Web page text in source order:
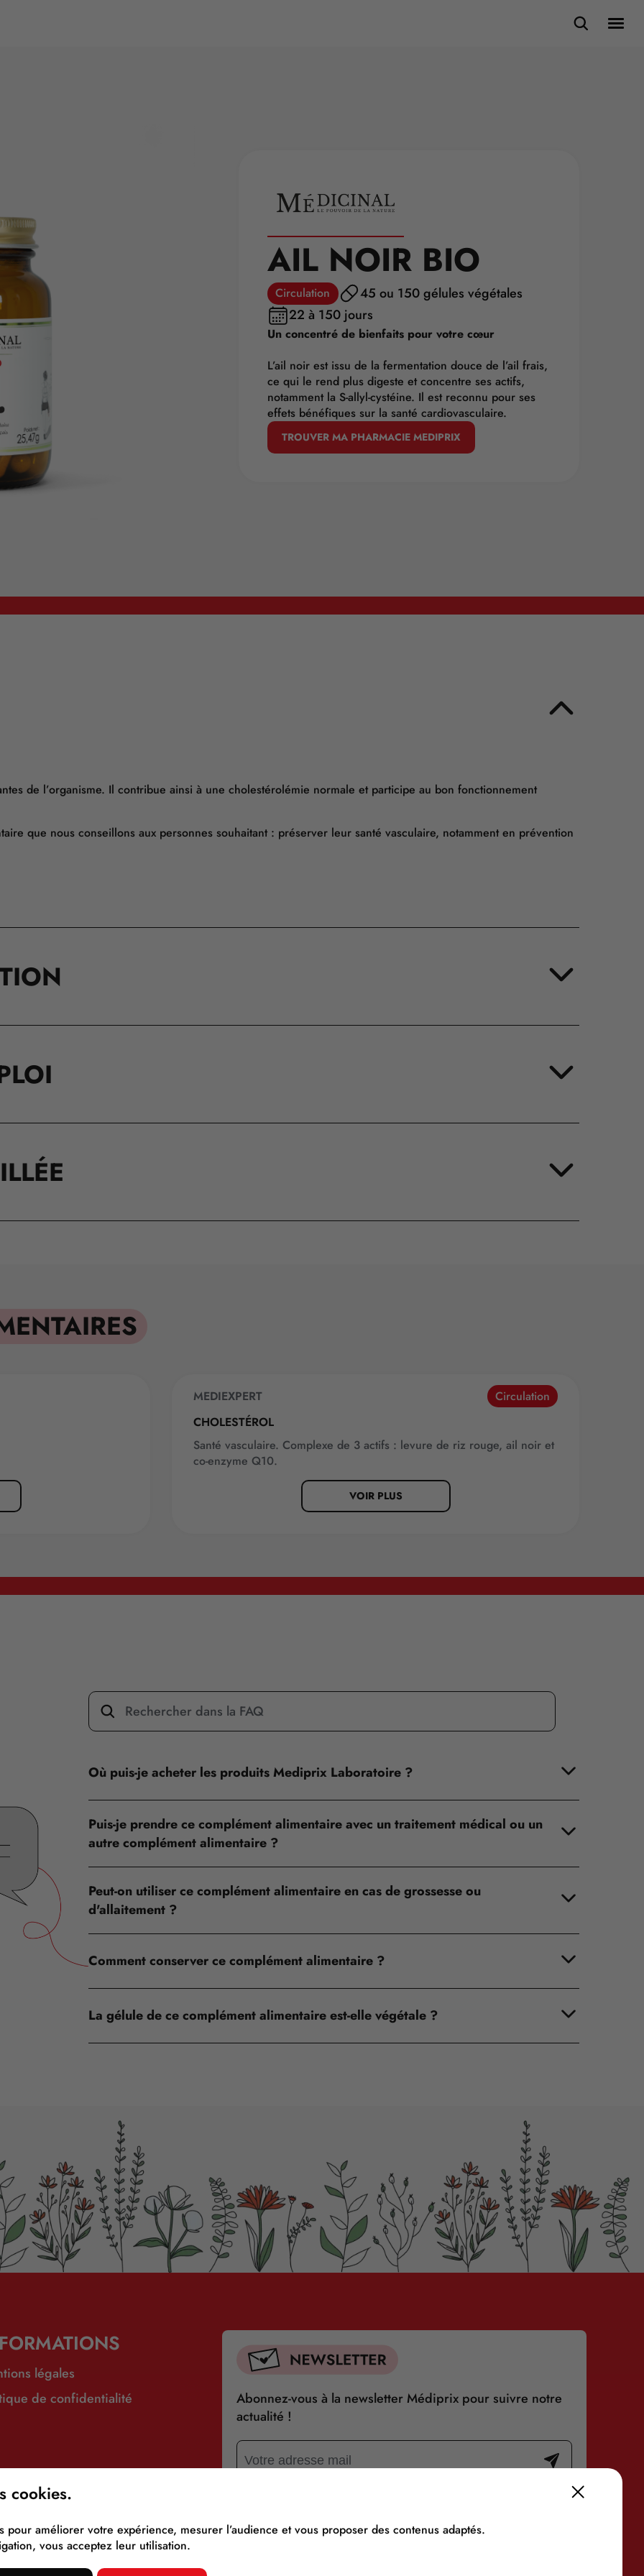
AIL NOIR BIO
Circulation
45 ou 150 gélules végétales
22 à 150 jours
Un concentré de bienfaits pour votre cœur
L’ail noir est issu de la fermentation douce de l’ail frais,
ce qui le rend plus digeste et concentre ses actifs,
notamment la S-allyl-cystéine. Il est reconnu pour ses
effets bénéfiques sur la santé cardiovasculaire.
TROUVER MA PHARMACIE MEDIPRIX
de l’organisme. Il contribue ainsi à une cholestérolémie normale et participe au bon fonctionnement
que nous conseillons aux personnes souhaitant : préserver leur santé vasculaire, notamment en prévention
MEDIEXPERT
Circulation
CHOLESTÉROL
Santé vasculaire. Complexe de 3 actifs : levure de riz rouge, ail noir et
co-enzyme Q10.
VOIR PLUS
Où puis-je acheter les produits Mediprix Laboratoire ?
Puis-je prendre ce complément alimentaire avec un traitement médical ou un
autre complément alimentaire ?
Peut-on utiliser ce complément alimentaire en cas de grossesse ou
d'allaitement ?
Comment conserver ce complément alimentaire ?
La gélule de ce complément alimentaire est-elle végétale ?
Abonnez-vous à la newsletter Médiprix pour suivre notre
actualité !
légales
de confidentialité
cookies.
pour améliorer votre expérience, mesurer l’audience et vous proposer des contenus adaptés.
vous acceptez leur utilisation.